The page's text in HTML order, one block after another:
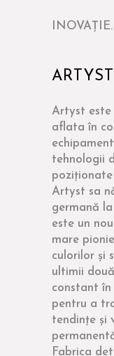
ARTYST
Artyst este
aflata în
tehnologii
Artyst sa
germană
este un
mare
culorilor și
ultimii
constant
pentru a
tendințe și
Fabrica